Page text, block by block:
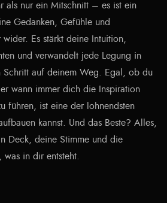
als nur ein Mitschnitt – es ist ein
Gedanken, Gefühle und
wider. Es stärkt deine Intuition,
und verwandelt jede Legung in
Schritt auf deinem Weg. Egal, ob du
wann immer dich die Inspiration
führen, ist eine der lohnendsten
kannst. Und das Beste? Alles,
Deck, deine Stimme und die
was in dir entsteht.